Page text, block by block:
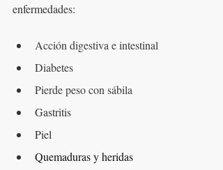
enfermedades:
Acción digestiva e intestinal
Diabetes
Pierde peso con sábila
Gastritis
Piel
Quemaduras y heridas